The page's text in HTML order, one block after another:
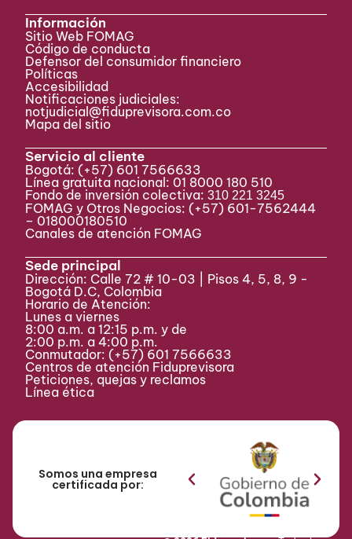
Información
Sitio Web FOMAG
Código de conducta
Defensor del consumidor financiero
Políticas
Accesibilidad
Notificaciones judiciales:
notjudicial@fiduprevisora.com.co
Mapa del sitio
Servicio al cliente
Bogotá: (+57) 601 7566633
Línea gratuita nacional: 01 8000 180 510
Fondo de inversión colectiva:310 221 3245
FOMAG y Otros Negocios: (+57) 601-7562444
– 018000180510
Canales de atención FOMAG
Sede principal
Dirección: Calle 72 # 10-03 | Pisos 4, 5, 8, 9 -
Bogotá D.C, Colombia
Horario de Atención:
Lunes a viernes
8:00 a.m. a 12:15 p.m. y de
2:00 p.m. a 4:00 p.m.
Conmutador: (+57) 601 7566633
Centros de atención Fiduprevisora
Peticiones, quejas y reclamos
Línea ética
Somos una empresa
certificada por: